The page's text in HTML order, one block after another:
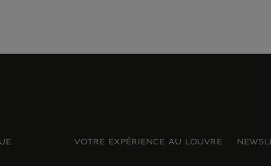
VOTRE EXPÉRIENCE AU LOUVRE